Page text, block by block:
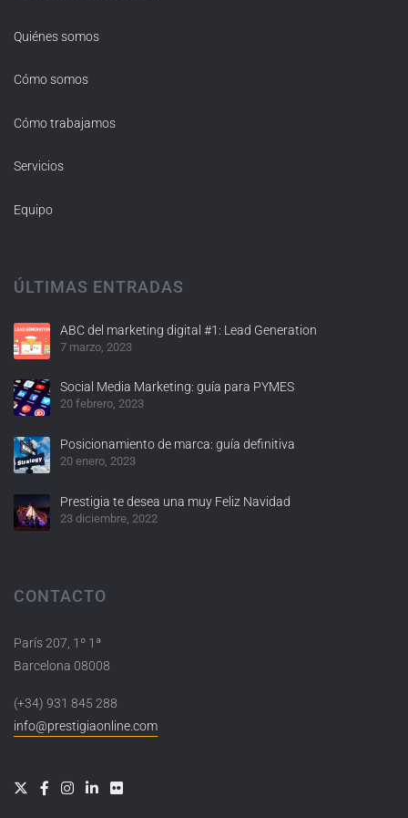
Quiénes somos
Cómo somos
Cómo trabajamos
Servicios
Equipo
ÚLTIMAS ENTRADAS
ABC del marketing digital #1: Lead Generation
7 marzo, 2023
Social Media Marketing: guía para PYMES
20 febrero, 2023
Posicionamiento de marca: guía definitiva
20 enero, 2023
Prestigia te desea una muy Feliz Navidad
23 diciembre, 2022
CONTACTO
París 207, 1º 1ª
Barcelona 08008
(+34) 931 845 288
info@prestigiaonline.com